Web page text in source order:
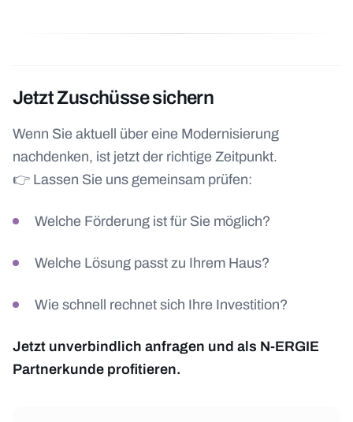
Jetzt Zuschüsse sichern
Wenn Sie aktuell über eine Modernisierung
nachdenken, ist jetzt der richtige Zeitpunkt.
👉 Lassen Sie uns gemeinsam prüfen:
Welche Förderung ist für Sie möglich?
Welche Lösung passt zu Ihrem Haus?
Wie schnell rechnet sich Ihre Investition?
Jetzt unverbindlich anfragen und als N-ERGIE
Partnerkunde profitieren.